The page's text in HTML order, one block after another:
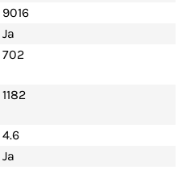
9016
Ja
702
1182
4.6
Ja